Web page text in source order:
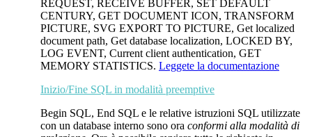
REQUEST, RECEIVE BUFFER, SET DEFAULT
CENTURY, GET DOCUMENT ICON, TRANSFORM
PICTURE, SVG EXPORT TO PICTURE, Get localized
document path, Get database localization, LOCKED BY,
LOG EVENT, Current client authentication, GET
MEMORY STATISTICS. Leggete la documentazione
Inizio/Fine SQL in modalità preemptive
Begin SQL, End SQL e le relative istruzioni SQL utilizzate
con un database interno sono ora conformi alla modalità di